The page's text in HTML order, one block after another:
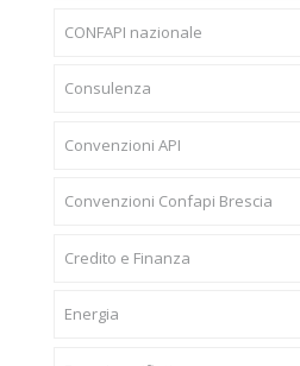
CONFAPI nazionale
Consulenza
Convenzioni API
Convenzioni Confapi Brescia
Credito e Finanza
Energia